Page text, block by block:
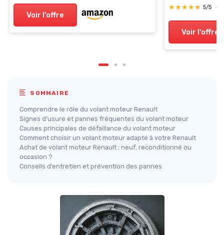
Voir l'offre
★★★★★
★★★★★ 5/5 —
Voir l'offre
SOMMAIRE
Comprendre le rôle du volant moteur Renault
Signes d’usure et pannes fréquentes du volant moteur
Causes principales de défaillance du volant moteur
Comment choisir un volant moteur adapté à votre Renault
Achat de volant moteur Renault : neuf, reconditionné ou
occasion ?
Conseils d’entretien et prévention des pannes